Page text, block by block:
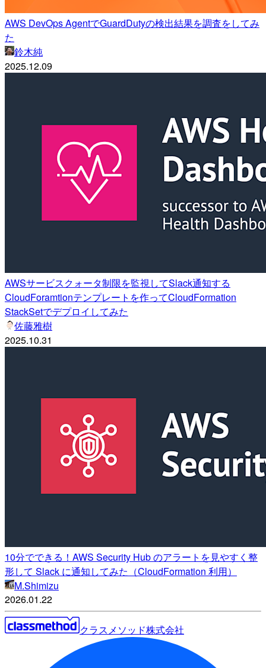
AWS DevOps AgentでGuardDutyの検出結果を調査をしてみ
た
鈴木純
2025.12.09
AWSサービスクォータ制限を監視してSlack通知する
CloudForamtionテンプレートを作ってCloudFormation
StackSetでデプロイしてみた
佐藤雅樹
2025.10.31
10分でできる！AWS Security Hub のアラートを見やすく整
形して Slack に通知してみた（CloudFormation 利用）
M.Shimizu
2026.01.22
クラスメソッド株式会社